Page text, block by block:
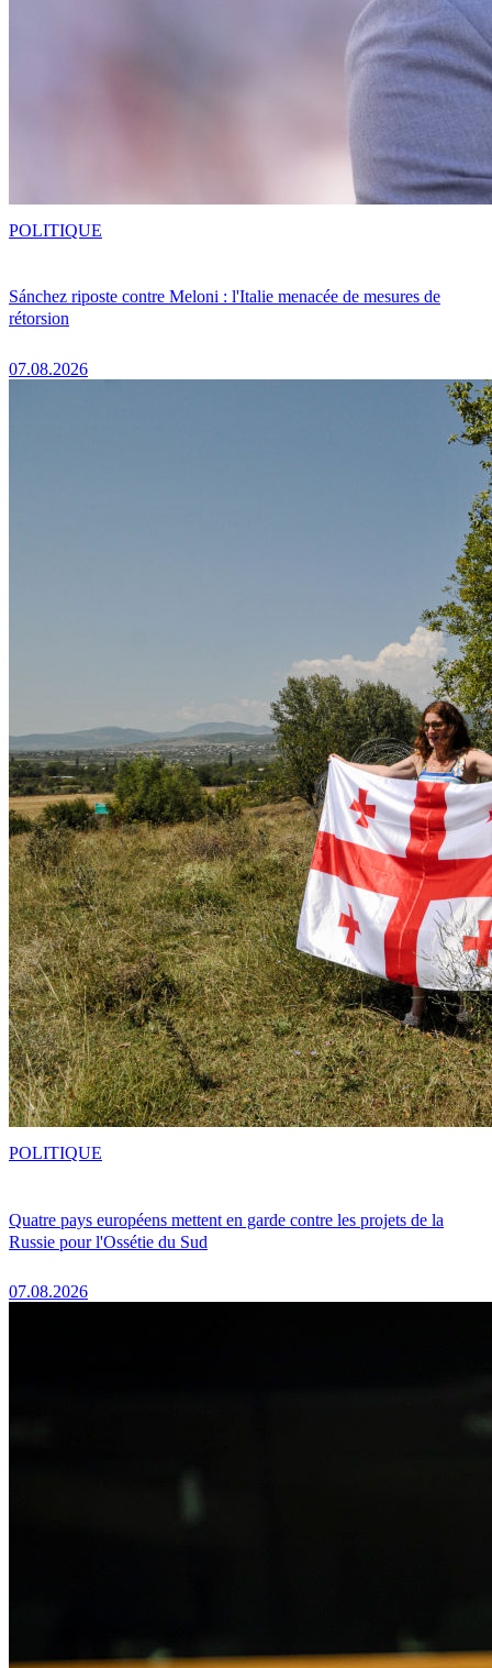
Sánchez riposte contre Meloni : l'Italie menacée de mesures de
rétorsion
07.08.2026
POLITIQUE
Quatre pays européens mettent en garde contre les projets de la
Russie pour l'Ossétie du Sud
07.08.2026
POLITIQUE